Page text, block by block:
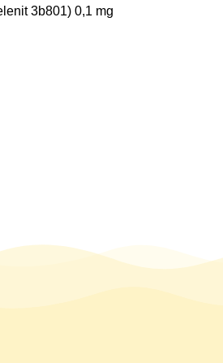
3b801) 0,1 mg